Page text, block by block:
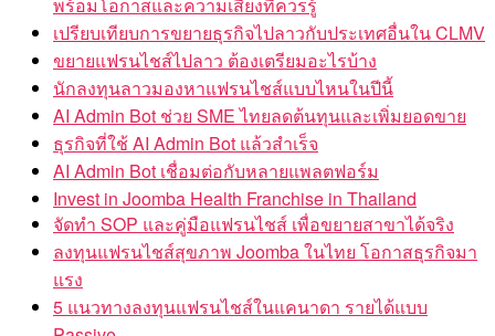
เปรียบเทียบการขยายธุรกิจไปลาวกับประเทศอื่นใน CLMV
ขยายแฟรนไชส์ไปลาว ต้องเตรียมอะไรบ้าง
นักลงทุนลาวมองหาแฟรนไชส์แบบไหนในปีนี้
AI Admin Bot ช่วย SME ไทยลดต้นทุนและเพิ่มยอดขาย
ธุรกิจที่ใช้ AI Admin Bot แล้วสำเร็จ
AI Admin Bot เชื่อมต่อกับหลายแพลตฟอร์ม
Invest in Joomba Health Franchise in Thailand
จัดทำ SOP และคู่มือแฟรนไชส์ เพื่อขยายสาขาได้จริง
ลงทุนแฟรนไชส์สุขภาพ Joomba ในไทย โอกาสธุรกิจมา
แรง
5 แนวทางลงทุนแฟรนไชส์ในแคนาดา รายได้แบบ
Passive